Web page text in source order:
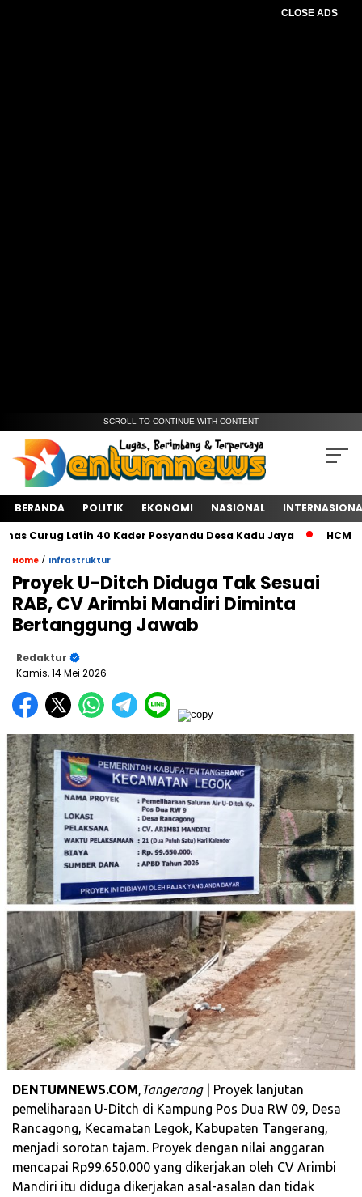
CLOSE ADS
SCROLL TO CONTINUE WITH CONTENT
BERANDA POLITIK EKONOMI NASIONAL
Curug Latih 40 Kader Posyandu Desa Kadu Jaya‎
HCM
Home / Infrastruktur
Proyek U-Ditch Diduga Tak Sesuai
RAB, CV Arimbi Mandiri Diminta
Bertanggung Jawab
Redaktur
Kamis, 14 Mei 2026
DENTUMNEWS.COM,Tangerang| Proyek lanjutan
pemeliharaan U-Ditch di Kampung Pos Dua RW 09, Desa
Rancagong, Kecamatan Legok, Kabupaten Tangerang,
menjadi sorotan tajam. Proyek dengan nilai anggaran
mencapai Rp99.650.000 yang dikerjakan oleh CV Arimbi
Mandiri itu diduga dikerjakan asal-asalan dan tidak